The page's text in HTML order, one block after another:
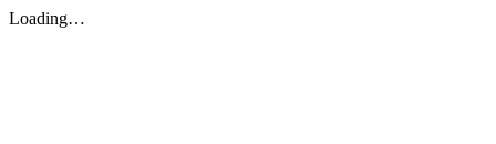
Loading…